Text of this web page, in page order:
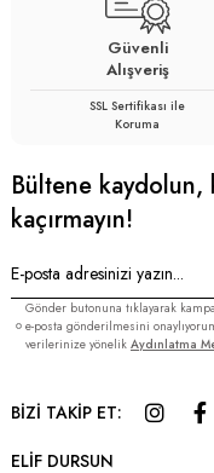
Güvenli
Alışveriş
SSL Sertifikası ile
Koruma
Bültene kaydolun,
kaçırmayın!
Gönder butonuna tıklayarak
e-posta gönderilmesini
verilerinize yönelik Aydınlatma
BİZİ TAKİP ET:
ELİF DURSUN